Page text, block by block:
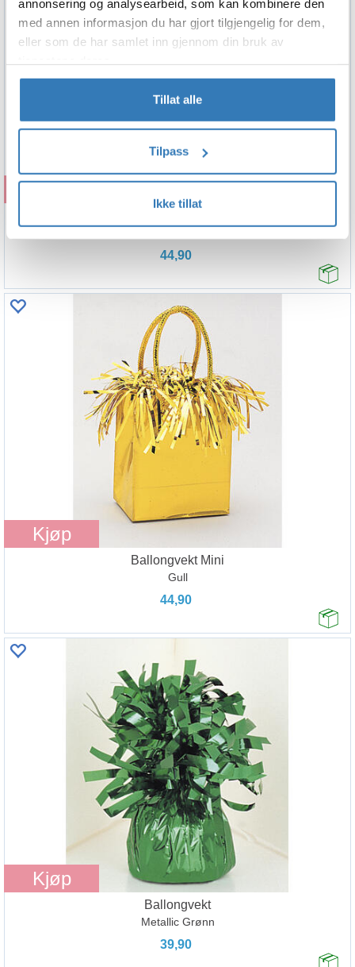
annonsering og analysearbeid, som kan kombinere den
med annen informasjon du har gjort tilgjengelig for dem,
eller som de har samlet inn gjennom din bruk av
Tillat alle
Tilpass
Ikke tillat
Kjøp
44,90
Kjøp
Ballongvekt Mini
Gull
44,90
Kjøp
Ballongvekt
Metallic Grønn
39,90